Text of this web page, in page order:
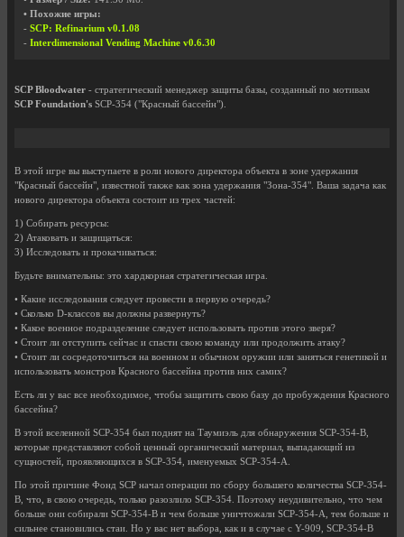
• Похожие игры:
- SCP: Refinarium v0.1.08
- Interdimensional Vending Machine v0.6.30
SCP Bloodwater - стратегический менеджер защиты базы, созданный по мотивам
SCP Foundation's SCP-354 ("Красный бассейн").
В этой игре вы выступаете в роли нового директора объекта в зоне удержания
"Красный бассейн", известной также как зона удержания "Зона-354". Ваша задача как
нового директора объекта состоит из трех частей:
1) Собирать ресурсы:
2) Атаковать и защищаться:
3) Исследовать и прокачиваться:
Будьте внимательны: это хардкорная стратегическая игра.
• Какие исследования следует провести в первую очередь?
• Сколько D-классов вы должны развернуть?
• Какое военное подразделение следует использовать против этого зверя?
• Стоит ли отступить сейчас и спасти свою команду или продолжить атаку?
• Стоит ли сосредоточиться на военном и обычном оружии или заняться генетикой и
использовать монстров Красного бассейна против них самих?
Есть ли у вас все необходимое, чтобы защитить свою базу до пробуждения Красного
бассейна?
В этой вселенной SCP-354 был поднят на Таумиэль для обнаружения SCP-354-B,
которые представляют собой ценный органический материал, выпадающий из
сущностей, проявляющихся в SCP-354, именуемых SCP-354-A.
По этой причине Фонд SCP начал операции по сбору большего количества SCP-354-
B, что, в свою очередь, только разозлило SCP-354. Поэтому неудивительно, что чем
больше они собирали SCP-354-B и чем больше уничтожали SCP-354-A, тем больше и
сильнее становились стаи. Но у вас нет выбора, как и в случае с Y-909, SCP-354-B